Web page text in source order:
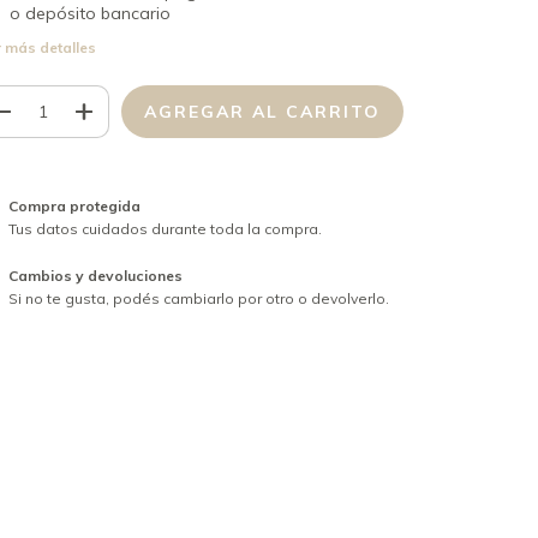
o depósito bancario
más detalles
Compra protegida
Tus datos cuidados durante toda la compra.
Cambios y devoluciones
Si no te gusta, podés cambiarlo por otro o devolverlo.